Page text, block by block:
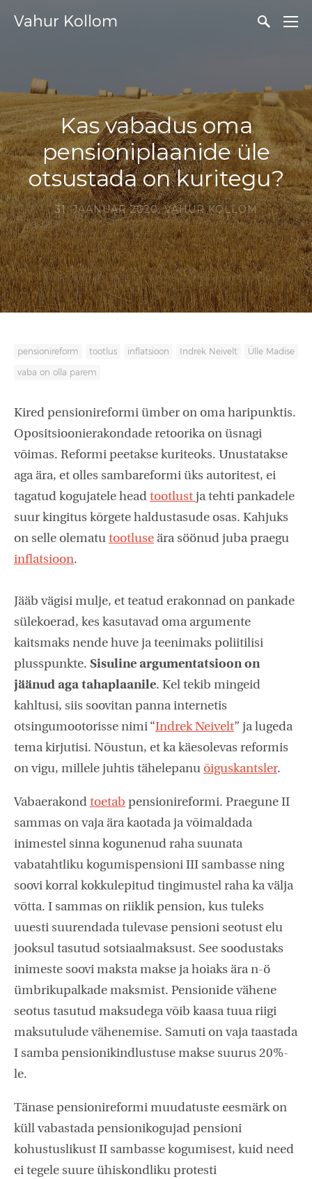
Vahur Kollom
Kas vabadus oma
pensioniplaanide üle
otsustada on kuritegu?
31. JAANUAR 2020,VAHUR KOLLOM
pensionireform tootlus inflatsioon Indrek Neivelt Ülle Madise
vaba on olla parem
Kired pensionireformi ümber on oma haripunktis.
Opositsioonierakondade retoorika on üsnagi
võimas. Reformi peetakse kuriteoks. Unustatakse
aga ära, et olles sambareformi üks autoritest, ei
tagatud kogujatele head tootlust ja tehti pankadele
suur kingitus kõrgete haldustasude osas. Kahjuks
on selle olematu tootluse ära söönud juba praegu
inflatsioon.
Jääb vägisi mulje, et teatud erakonnad on pankade
sülekoerad, kes kasutavad oma argumente
kaitsmaks nende huve ja teenimaks poliitilisi
plusspunkte. Sisuline argumentatsioon on
jäänud aga tahaplaanile. Kel tekib mingeid
kahltusi, siis soovitan panna internetis
otsingumootorisse nimi “Indrek Neivelt” ja lugeda
tema kirjutisi. Nõustun, et ka käesolevas reformis
on vigu, millele juhtis tähelepanu õiguskantsler.
Vabaerakond toetab pensionireformi. Praegune II
sammas on vaja ära kaotada ja võimaldada
inimestel sinna kogunenud raha suunata
vabatahtliku kogumispensioni III sambasse ning
soovi korral kokkulepitud tingimustel raha ka välja
võtta. I sammas on riiklik pension, kus tuleks
uuesti suurendada tulevase pensioni seotust elu
jooksul tasutud sotsiaalmaksust. See soodustaks
inimeste soovi maksta makse ja hoiaks ära n-ö
ümbrikupalkade maksmist. Pensionide vähene
seotus tasutud maksudega võib kaasa tuua riigi
maksutulude vähenemise. Samuti on vaja taastada
I samba pensionikindlustuse makse suurus 20%-
le.
Tänase pensionireformi muudatuste eesmärk on
küll vabastada pensionikogujad pensioni
kohustuslikust II sambasse kogumisest, kuid need
ei tegele suure ühiskondliku protesti